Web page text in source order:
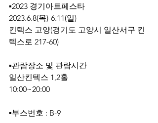
▪2023 경기아트페스타
2023.6.8(목)-6.11(일)
킨텍스 고양(경기도 고양시 일산서구 킨
텍스로 217-60)
▪관람장소 및 관람시간
일산킨텍스 1,2홀
10:00~20:00
▪부스번호 : B-9